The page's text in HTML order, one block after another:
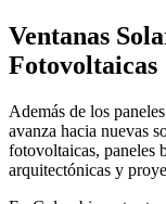
Ventanas
Fotovoltaicas
Además de los
avanza hacia nuevas
fotovoltaicas, paneles
arquitectónicas y